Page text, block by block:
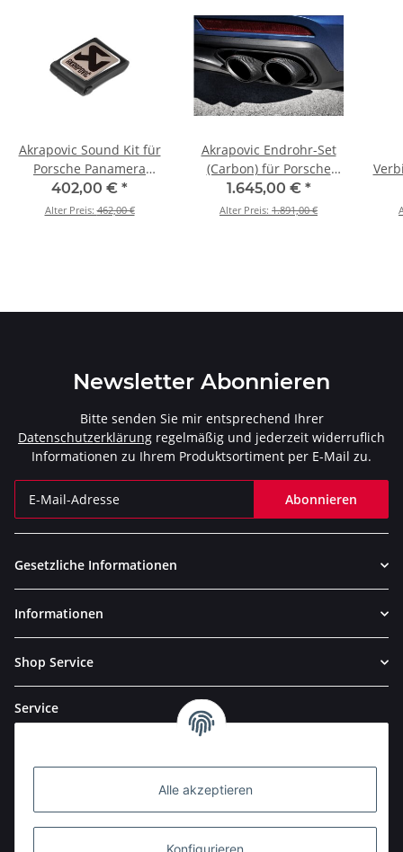
Alle akzeptieren
Akrapovic Sound Kit für
Porsche Panamera
Turbo S E-Hybrid / Sport
Turismo (971) BJ 2017 >
402,00 € *
Alter Preis:462,00 €
Akrapovic Endrohr-Set
(Carbon) für Porsche
Panamera Turbo S E-
Hybrid / Sport Turismo
1.645,00 € *
Alter Preis: 1.891,00 €
Newsletter Abonnieren
Bitte senden Sie mir entsprechend Ihrer
Datenschutzerklärung regelmäßig und jederzeit widerruflich
Informationen zu Ihrem Produktsortiment per E-Mail zu.
Abonnieren
Gesetzliche Informationen
Informationen
Shop Service
Service